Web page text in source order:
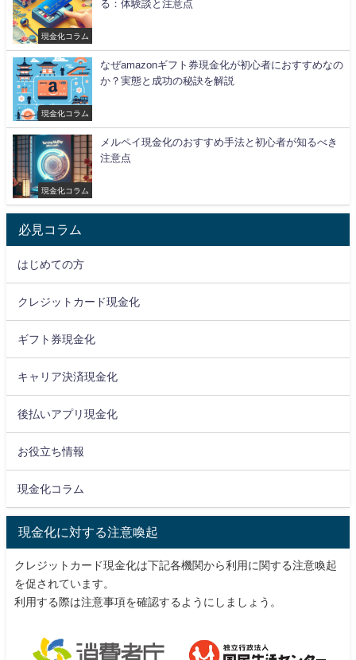
現金化コラム
る：体験談と注意点
現金化コラム
なぜamazonギフト券現金化が初心者におすすめなの
か？実態と成功の秘訣を解説
現金化コラム
メルペイ現金化のおすすめ手法と初心者が知るべき
注意点
必見コラム
はじめての方
クレジットカード現金化
ギフト券現金化
キャリア決済現金化
後払いアプリ現金化
お役立ち情報
現金化コラム
現金化に対する注意喚起
クレジットカード現金化は下記各機関から利用に関する注意喚起
を促されています。
利用する際は注意事項を確認するようにしましょう。